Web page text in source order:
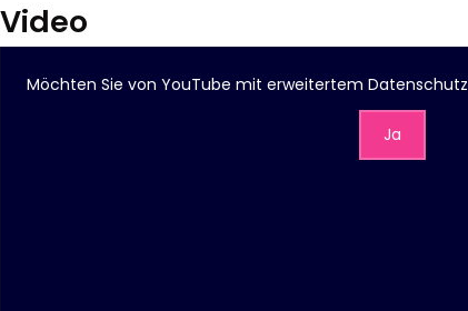
Video
Möchten Sie vonYouTube mit erweitertem Datenschutz
Ja